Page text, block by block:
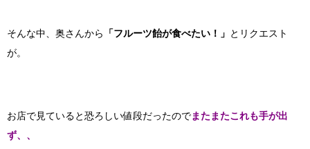
そんな中、奥さんから 「フルーツ飴が食べたい！」 とリクエスト
が。
お店で見ていると恐ろしい値段だったので またまたこれも手が出
ず、、